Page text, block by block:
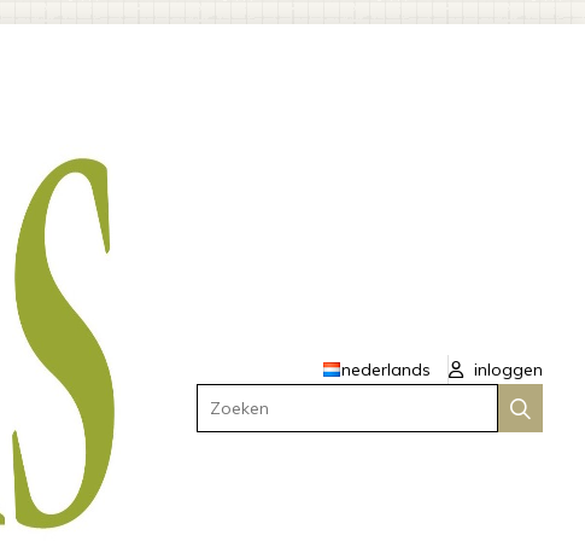
nederlands
inloggen
Zoeken